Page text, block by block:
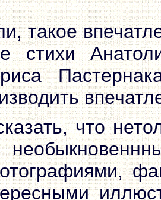
такое
стихи
что